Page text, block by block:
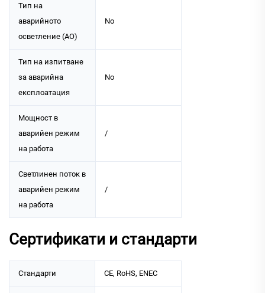
Тип на
аварийното
осветление (АО)
No
Тип на изпитване
за аварийна
експлоатация
No
Мощност в
аварийен режим
на работа
/
Светлинен поток в
аварийен режим
на работа
/
Сертификати и стандарти
Стандарти CE, RoHS, ENEC